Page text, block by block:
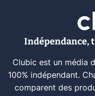
Indépendance,
Clubic est un média
100% indépendant.
comparent des